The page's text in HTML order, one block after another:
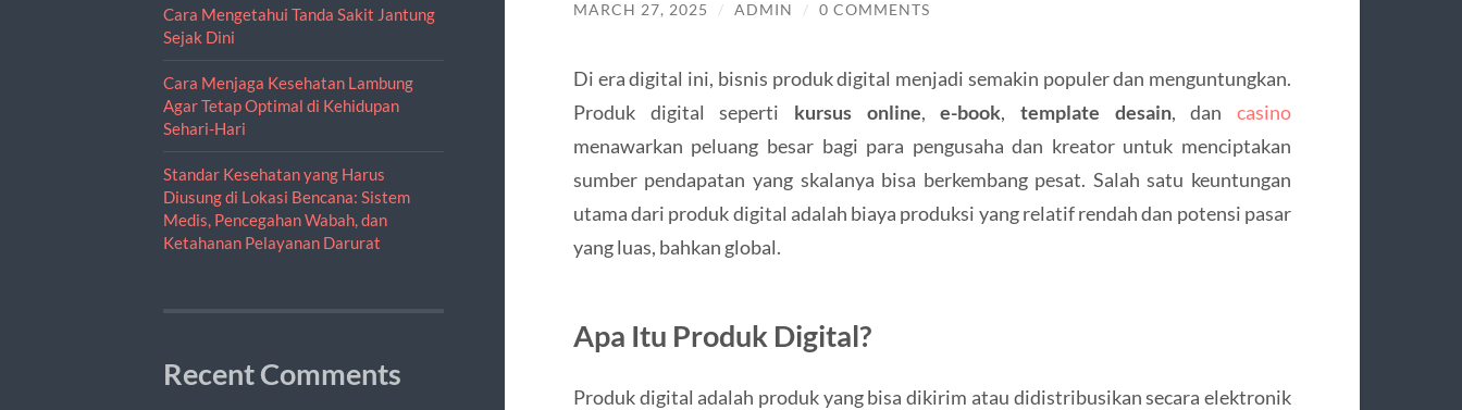
Cara Mengetahui Tanda Sakit Jantung
Sejak Dini
Cara Menjaga Kesehatan Lambung
Agar Tetap Optimal di Kehidupan
Sehari-Hari
Standar Kesehatan yang Harus
Diusung di Lokasi Bencana: Sistem
Medis, Pencegahan Wabah, dan
Ketahanan Pelayanan Darurat
Recent Comments
MARCH 27, 2025 / ADMIN / 0 COMMENTS
Di era digital ini, bisnis produk digital menjadi semakin populer dan menguntungkan.
Produk digital seperti kursus online,e-book, template desain, dancasino
menawarkan peluang besar bagi para pengusaha dan kreator untuk menciptakan
sumber pendapatan yang skalanya bisa berkembang pesat. Salah satu keuntungan
utama dari produk digital adalah biaya produksi yang relatif rendah dan potensi pasar
yang luas, bahkan global.
Apa Itu Produk Digital?
Produk digital adalah produk yang bisa dikirim atau didistribusikan secara elektronik